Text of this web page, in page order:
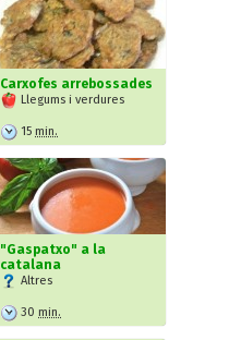
Carxofes arrebossades
Llegums i verdures
15 min.
"Gaspatxo" a la
catalana
Altres
30 min.